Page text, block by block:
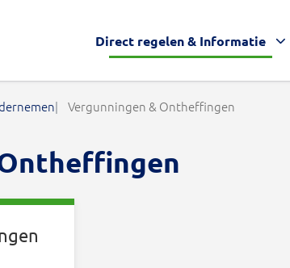
Direct regelen & Informatie
Vergunningen & Ontheffingen